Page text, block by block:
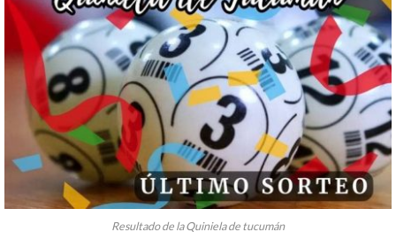
Resultado de la Quiniela de tucumán